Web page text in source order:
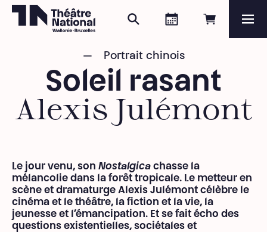
Réserver
Agenda
Rechercher
Magazine
Programme
Portrait chinois
Soleil rasant
Alexis Julémont
Le jour venu, son Nostalgica chasse la
mélancolie dans la forêt tropicale. Le metteur en
scène et dramaturge Alexis Julémont célèbre le
cinéma et le théâtre, la fiction et la vie, la
jeunesse et l’émancipation. Et se fait écho des
questions existentielles, sociétales et